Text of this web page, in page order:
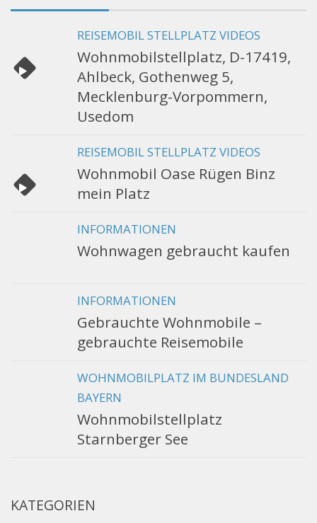
REISEMOBIL STELLPLATZ VIDEOS
Wohnmobilstellplatz, D-17419,
Ahlbeck, Gothenweg 5,
Mecklenburg-Vorpommern,
Usedom
REISEMOBIL STELLPLATZ VIDEOS
Wohnmobil Oase Rügen Binz
mein Platz
INFORMATIONEN
Wohnwagen gebraucht kaufen
INFORMATIONEN
Gebrauchte Wohnmobile –
gebrauchte Reisemobile
WOHNMOBILPLATZ IM BUNDESLAND
BAYERN
Wohnmobilstellplatz
Starnberger See
KATEGORIEN